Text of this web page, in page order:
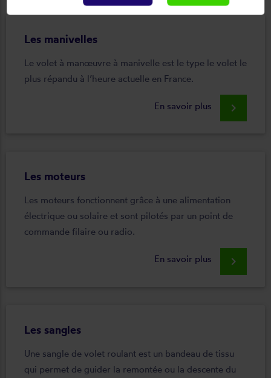
Les manivelles
Le volet à manœuvre à manivelle est le type le volet le
plus répandu à l’heure actuelle en France.
En savoir plus keyboard_arrow_right
Les moteurs
Les moteurs fonctionnent grâce à une alimentation
électrique ou solaire et sont pilotés par un point de
commande filaire ou radio.
En savoir plus keyboard_arrow_right
Les sangles
Une sangle de volet roulant est un bandeau de tissu
qui permet de guider la remontée ou la descente du